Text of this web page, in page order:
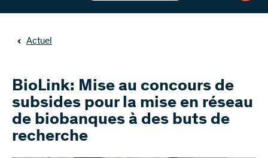
Actuel
BioLink: Mise au concours de
subsides pour la mise en réseau
de biobanques à des buts de
recherche